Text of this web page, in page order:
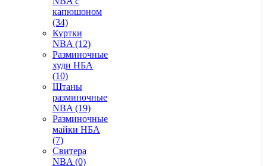
капюшоном
(34)
Куртки
NBA (12)
Разминочные
худи НБА
(10)
Штаны
разминочные
NBA (19)
Разминочные
майки НБА
(7)
Свитера
NBA (0)